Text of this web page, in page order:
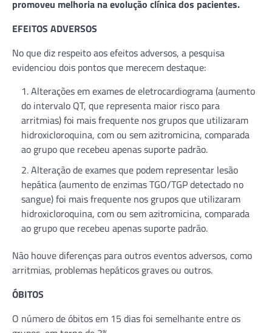
promoveu melhoria na evolução clínica dos pacientes.
EFEITOS ADVERSOS
No que diz respeito aos efeitos adversos, a pesquisa
evidenciou dois pontos que merecem destaque:
Alterações em exames de eletrocardiograma (aumento
do intervalo QT, que representa maior risco para
arritmias) foi mais frequente nos grupos que utilizaram
hidroxicloroquina, com ou sem azitromicina, comparada
ao grupo que recebeu apenas suporte padrão.
Alteração de exames que podem representar lesão
hepática (aumento de enzimas TGO/TGP detectado no
sangue) foi mais frequente nos grupos que utilizaram
hidroxicloroquina, com ou sem azitromicina, comparada
ao grupo que recebeu apenas suporte padrão.
Não houve diferenças para outros eventos adversos, como
arritmias, problemas hepáticos graves ou outros.
ÓBITOS
O número de óbitos em 15 dias foi semelhante entre os